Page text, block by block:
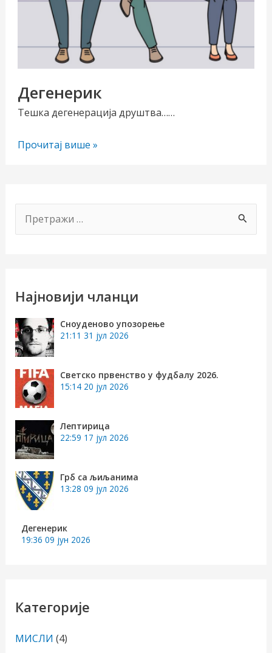
Дегенерик
Тешка дегенерација друштва……
Дегенерик
Прочитај више »
р
р
г
а
з
:
Најновији чланци
Сноуденово упозорење
21:11 31 јул 2026
Светско првенство у фудбалу 2026.
15:14 20 јул 2026
Лептирица
22:59 17 јул 2026
Грб са љиљанима
13:28 09 јул 2026
Дегенерик
19:36 09 јун 2026
Категорије
МИСЛИ (4)